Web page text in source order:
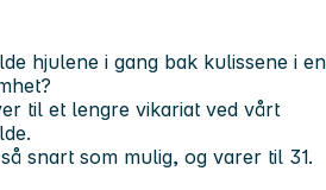
hjulene i gang bak kulissene i en
til et lengre vikariat ved vårt
snart som mulig, og varer til 31.